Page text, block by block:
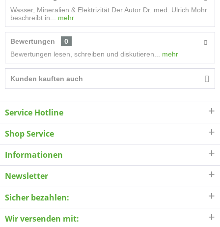
Wasser, Mineralien & Elektrizität Der Autor Dr. med. Ulrich Mohr
beschreibt in...
mehr
Bewertungen
0
Bewertungen lesen, schreiben und diskutieren...
mehr
Kunden kauften auch
Service Hotline
Shop Service
Informationen
Newsletter
Sicher bezahlen:
Wir versenden mit: